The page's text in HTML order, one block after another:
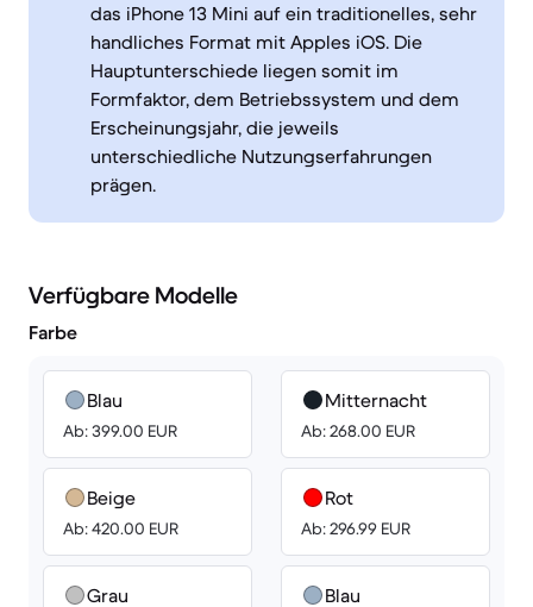
das iPhone 13 Mini auf ein traditionelles, sehr
handliches Format mit Apples iOS. Die
Hauptunterschiede liegen somit im
Formfaktor, dem Betriebssystem und dem
Erscheinungsjahr, die jeweils
unterschiedliche Nutzungserfahrungen
prägen.
Verfügbare Modelle
Farbe
Blau
Ab: 399.00 EUR
Beige
Ab: 420.00 EUR
Grau
Mitternacht
Ab: 268.00 EUR
Rot
Ab: 296.99 EUR
Blau